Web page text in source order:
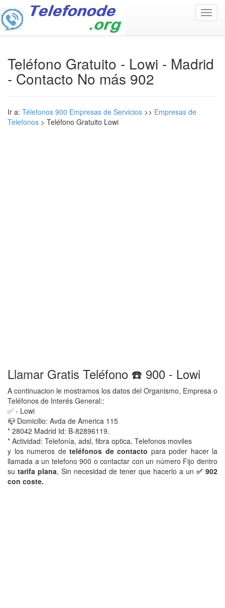
Teléfono Gratuito - Lowi - Madrid
- Contacto No más 902
Ir a: Télefonos 900 Empresas de Servicios >> Empresas de
Telefonos > Teléfono Gratuito Lowi
Llamar Gratis Teléfono ☎️ 900 - Lowi
A continuacion le mostramos los datos del Organismo, Empresa o
Teléfonos de Interés General::
✅ - Lowi
📪 Domicilio: Avda de America 115
* 28042 Madrid Id: B-82896119.
* Actividad: Telefonía, adsl, fibra optica, Telefonos moviles
y los numeros de teléfonos de contacto para poder hacer la
llamada a un telefono 900 o contactar con un número Fijo dentro
su tarifa plana, Sin necesidad de tener que hacerlo a un ✅ 902
con coste.